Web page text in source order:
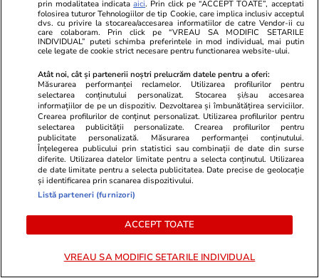
Vacanțe și Cultură 26 iul.
Satul-fantomă din Spania readus
la viață: povestea El Acebuchal
din Munții Malaga
Sănătate și
Testul
dacă o
are nevoie
Horoscop
Horoscop 26 iulie 2026. Racii
încep o perioadă mai dificilă în
relația cu superiorii, poate și pe
prin modalitatea indicataaici. Prin click pe “ACCEPT TOATE”, acceptati
folosirea tuturor Tehnologiilor de tip Cookie, care implica inclusiv acceptul
dvs. cu privire la stocarea/accesarea informatiilor de catre Vendor-ii cu
care colaboram. Prin click pe “VREAU SA MODIFIC SETARILE
INDIVIDUAL” puteti schimba preferintele in mod individual, mai putin
cele legate de cookie strict necesare pentru functionarea website-ului.
Atât noi, cât și partenerii noștri prelucrăm datele pentru a oferi:
Măsurarea performanței reclamelor. Utilizarea profilurilor pentru
selectarea conținutului personalizat. Stocarea și/sau accesarea
informațiilor de pe un dispozitiv. Dezvoltarea și îmbunătățirea serviciilor.
Crearea profilurilor de conținut personalizat. Utilizarea profilurilor pentru
selectarea publicității personalizate. Crearea profilurilor pentru
publicitate personalizată. Măsurarea performanței conținutului.
Înțelegerea publicului prin statistici sau combinații de date din surse
diferite. Utilizarea datelor limitate pentru a selecta conținutul. Utilizarea
de date limitate pentru a selecta publicitatea. Date precise de geolocație
și identificarea prin scanarea dispozitivului.
Listă parteneri (furnizori)
ACCEPT TOATE
VREAU SA MODIFIC SETARILE INDIVIDUAL